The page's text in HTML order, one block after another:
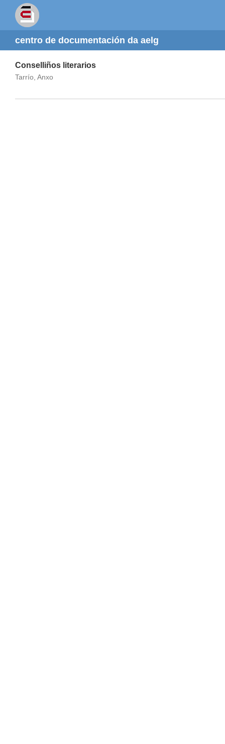
centro de documentación da aelg
Conselliños literarios
Tarrío, Anxo